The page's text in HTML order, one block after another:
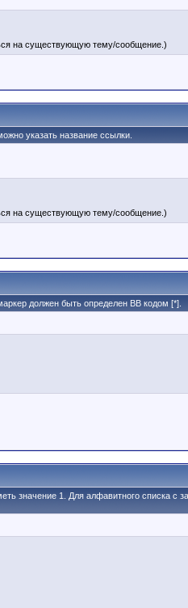
на существующую тему/сообщение.)
указать название ссылки.
на существующую тему/сообщение.)
должен быть определен BB кодом [*].
значение 1. Для алфавитного списка